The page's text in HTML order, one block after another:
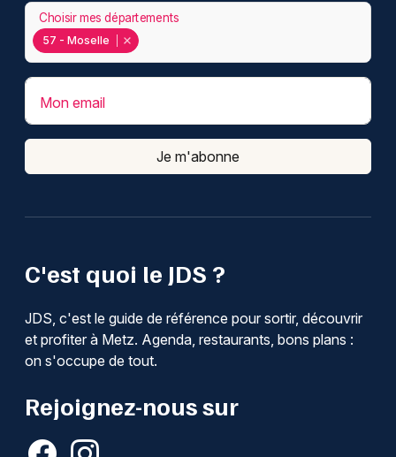
C'est quoi le JDS ?
JDS, c'est le guide de référence pour sortir, découvrir
et profiter à Metz. Agenda, restaurants, bons plans :
on s'occupe de tout.
Rejoignez-nous sur
57 - Moselle
Choisir mes départements
Mon email
Je m'abonne